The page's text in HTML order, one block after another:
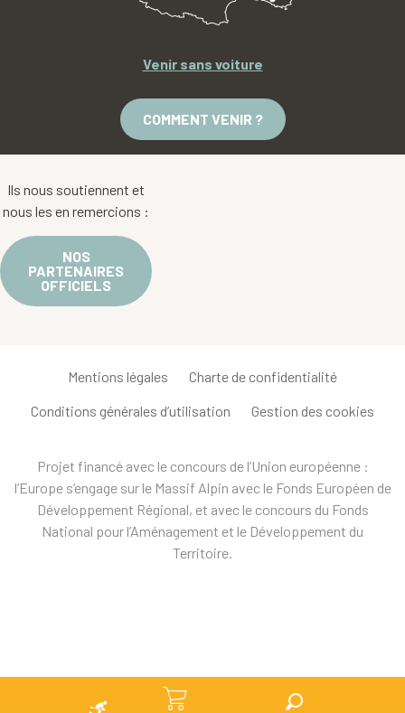
Venir sans voiture
COMMENT VENIR ?
Ils nous soutiennent et
nous les en remercions :
NOS
PARTENAIRES
OFFICIELS
Mentions légales Charte de confidentialité
Conditions générales d’utilisation Gestion des cookies
Projet financé avec le concours de l’Union européenne :
l’Europe s’engage sur le Massif Alpin avec le Fonds Européen de
Développement Régional, et avec le concours du Fonds
National pour l’Aménagement et le Développement du
Territoire.